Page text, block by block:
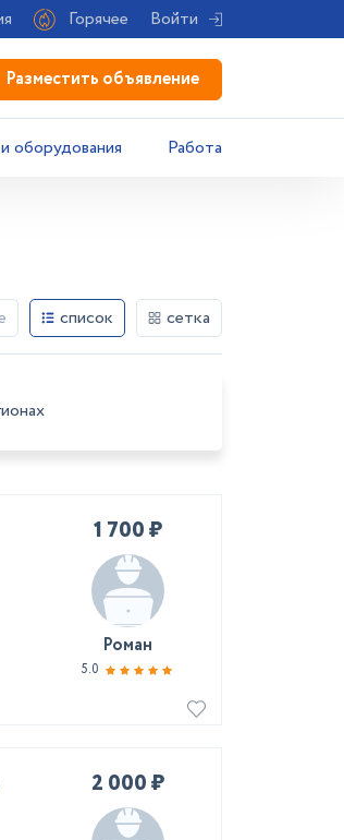
Горячее Войти
Разместить объявление
оборудования Работа
список сетка
1 700 ₽
Роман
5.0
2 000 ₽